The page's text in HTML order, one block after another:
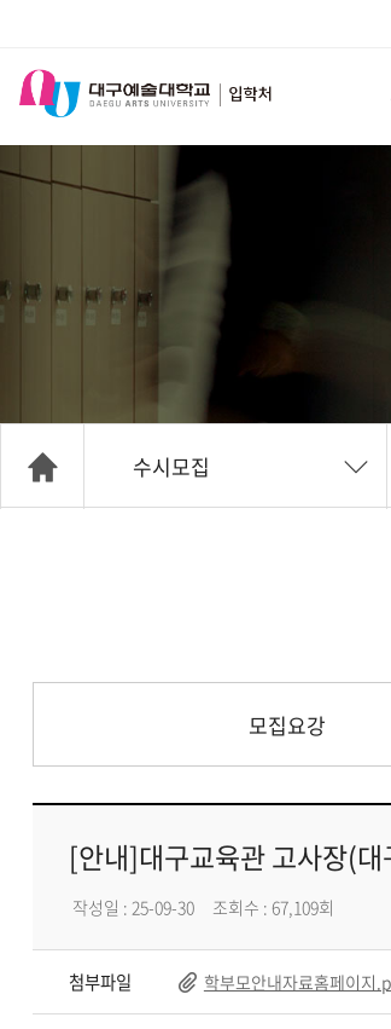
수시모집
모집요강
[안내]대구교육관 고사장(
작성일 : 25-09-30 조회수 : 67,109회
첨부파일 학부모안내자료홈페이지